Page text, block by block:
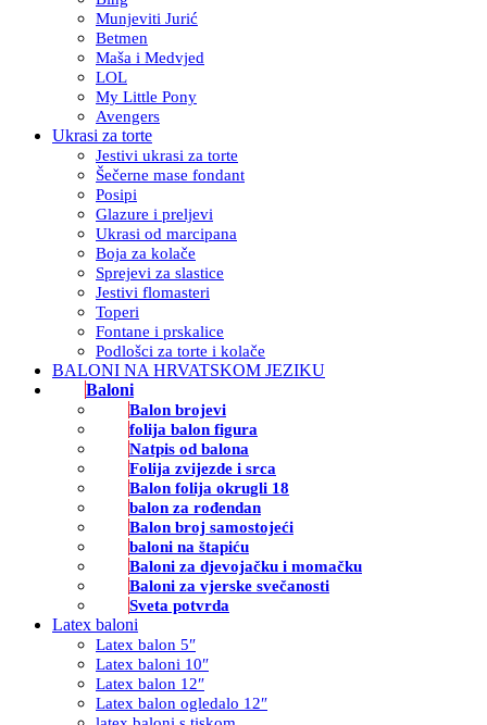
Munjeviti Jurić
Betmen
Maša i Medvjed
LOL
My Little Pony
Avengers
Ukrasi za torte
Jestivi ukrasi za torte
Šečerne mase fondant
Posipi
Glazure i preljevi
Ukrasi od marcipana
Boja za kolače
Sprejevi za slastice
Jestivi flomasteri
Toperi
Fontane i prskalice
Podlošci za torte i kolače
BALONI NA HRVATSKOM JEZIKU
Baloni
Balon brojevi
folija balon figura
Natpis od balona
Folija zvijezde i srca
Balon folija okrugli 18
balon za rođendan
Balon broj samostojeći
baloni na štapiću
Baloni za djevojačku i momačku
Baloni za vjerske svečanosti
Sveta potvrda
Latex baloni
Latex balon 5″
Latex baloni 10″
Latex balon 12″
Latex balon ogledalo 12″